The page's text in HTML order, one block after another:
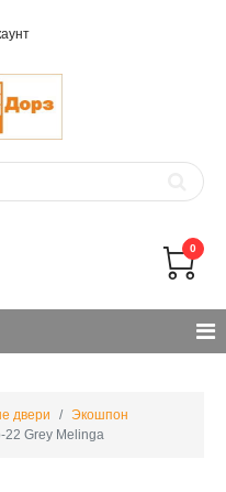
0
двери
Экошпон
22 Grey Melinga